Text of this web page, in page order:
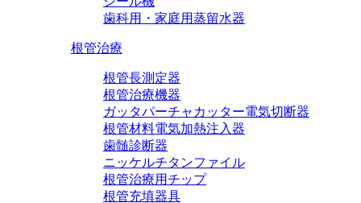
歯科用・家庭用蒸留水器
根管治療
根管長測定器
根管治療機器
ガッタパーチャカッター電気切断器
根管材料電気加熱注入器
歯髄診断器
ニッケルチタンファイル
根管治療用チップ
根管充填器具